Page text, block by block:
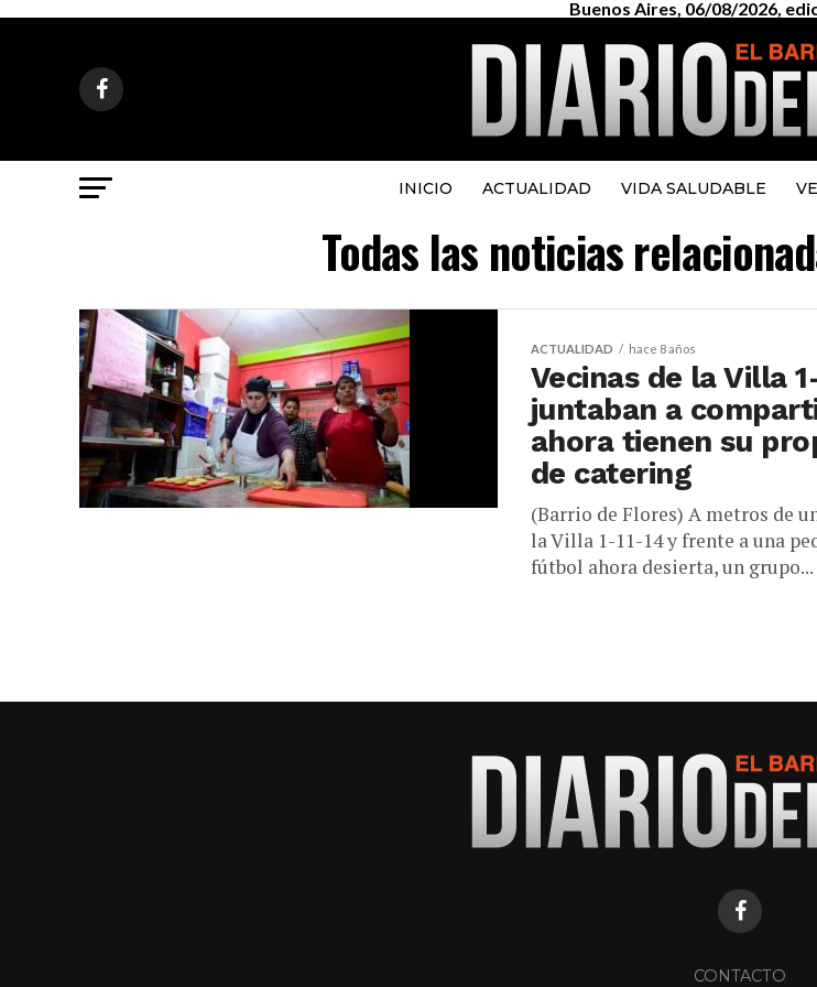
Buenos Aires, 06/08/2026,
INICIO ACTUALIDAD VIDA SALUDABLE
Todas las noticias
ACTUALIDAD hace 8 años
Vecinas de la Villa
juntaban a
ahora tienen su
de catering
(Barrio de Flores) A metros de
la Villa 1-11-14 y frente a una
fútbol ahora desierta, un grupo...
CONTACTO